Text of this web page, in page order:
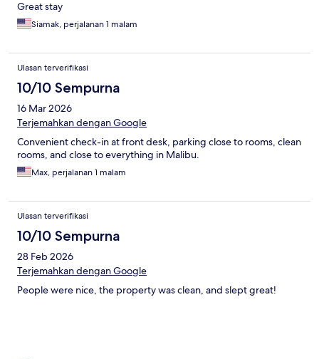
Great stay
Siamak, perjalanan 1 malam
Ulasan terverifikasi
10/10 Sempurna
16 Mar 2026
Terjemahkan dengan Google
Convenient check-in at front desk, parking close to rooms, clean
rooms, and close to everything in Malibu.
Max, perjalanan 1 malam
Ulasan terverifikasi
10/10 Sempurna
28 Feb 2026
Terjemahkan dengan Google
People were nice, the property was clean, and slept great!